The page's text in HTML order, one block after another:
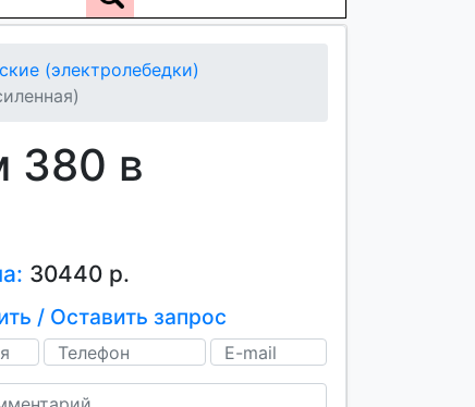
(электролебедки)
380 в
30440 р.
/ Оставить запрос